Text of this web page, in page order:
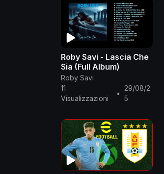
Roby Savi - Lascia Che
Sia (Full Album)
Roby Savi
11
Visualizzazioni
•
29/08/2
5